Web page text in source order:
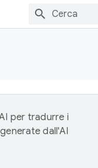
per tradurre i
dall'AI